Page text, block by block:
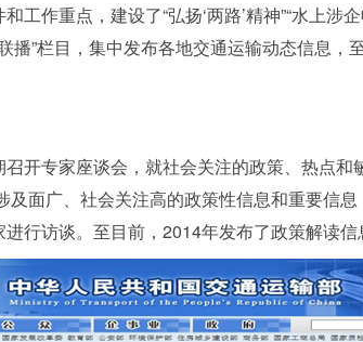
重点，建设了“弘扬‘两路’精神”“水上涉企
播”栏目，集中发布各地交通运输动态信息
专家座谈会，就社会关注的政策、热点和
面广、社会关注高的政策性信息和重要信
行访谈。至目前，2014年发布了政策解读信